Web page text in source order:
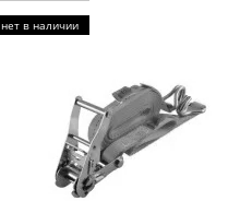
нет в наличии